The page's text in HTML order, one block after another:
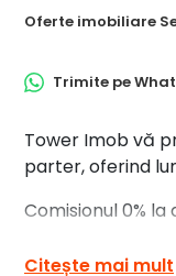
Oferte imobiliare
Trimite pe
Tower Imob vă
parter, oferind
Comisionul 0% la
Apartamentul
Citește mai mult